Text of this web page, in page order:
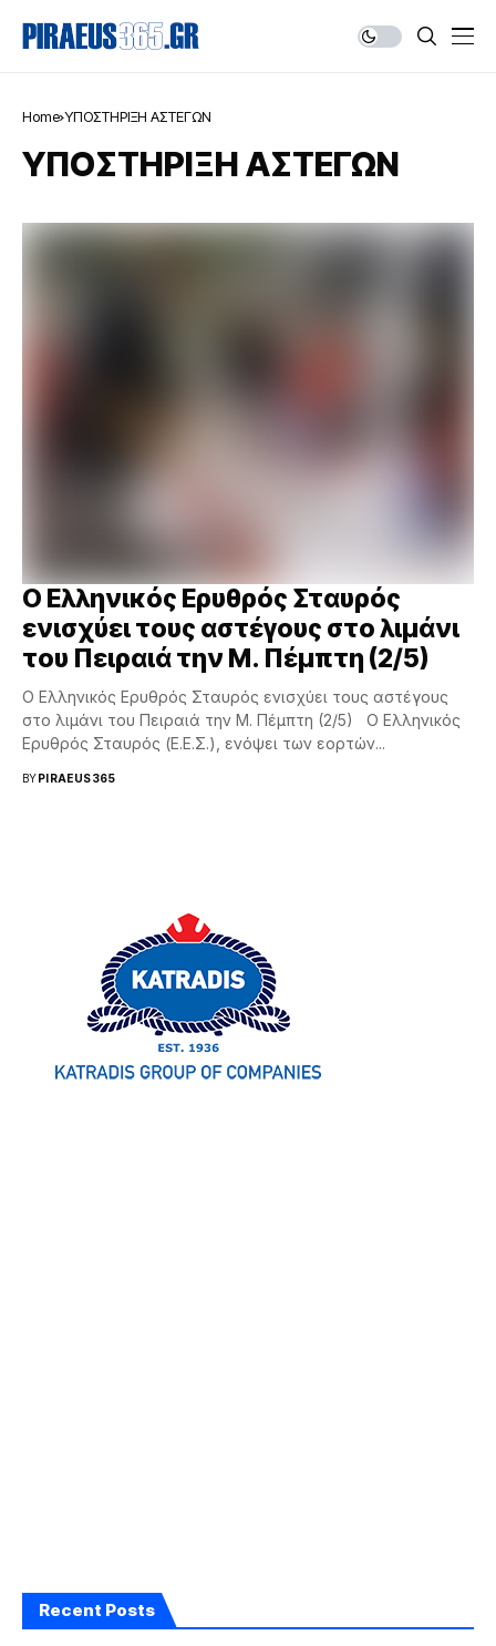
Home ΥΠΟΣΤΗΡΙΞΗ ΑΣΤΕΓΩΝ
ΥΠΟΣΤΗΡΙΞΗ ΑΣΤΕΓΩΝ
Ο Ελληνικός Ερυθρός Σταυρός
ενισχύει τους αστέγους στο λιμάνι
του Πειραιά την Μ. Πέμπτη (2/5)
Ο Ελληνικός Ερυθρός Σταυρός ενισχύει τους αστέγους
στο λιμάνι του Πειραιά την Μ. Πέμπτη (2/5) Ο Ελληνικός
Ερυθρός Σταυρός (Ε.Ε.Σ.), ενόψει των εορτών...
BY PIRAEUS365
Recent Posts